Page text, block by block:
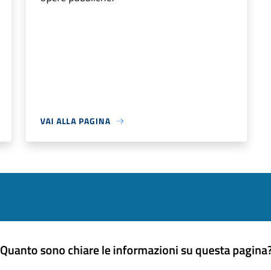
VAI ALLA PAGINA
Quanto sono chiare le informazioni su questa